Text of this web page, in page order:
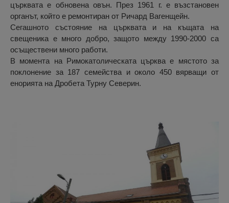
църквата е обновена овън. През 1961 г. е възстановен
органът, който е ремонтиран от Ричард Вагенщейн.
Сегашното състояние на църквата и на къщата на
свещеника е много добро, защото между 1990-2000 са
осъществени много работи.
В момента на Римокатолическата църква е мястото за
поклонение за 187 семейства и около 450 вярващи от
енорията на Дробета Турну Северин.